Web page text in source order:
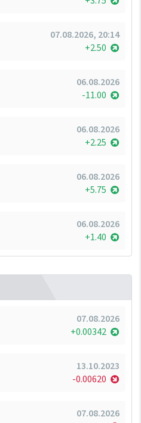
07.08.2026, 20:14
+2.50
06.08.2026
-11.00
06.08.2026
+2.25
06.08.2026
+5.75
06.08.2026
+1.40
07.08.2026
+0.00342
13.10.2023
-0.00620
07.08.2026